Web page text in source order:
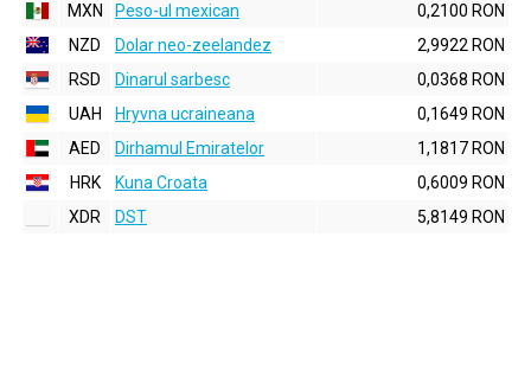
MXN
Peso-ul mexican
0,2100 RON
NZD
Dolar neo-zeelandez
2,9922 RON
RSD
Dinarul sarbesc
0,0368 RON
UAH
Hryvna ucraineana
0,1649 RON
AED
Dirhamul Emiratelor
1,1817 RON
HRK
Kuna Croata
0,6009 RON
XDR
DST 5,8149 RON